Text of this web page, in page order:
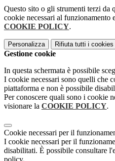
Questo sito o gli strumenti terzi da
cookie necessari al
COOKIE POLICY.
Personalizza Rifiuta tutti i cookies
Gestione cookie
In questa schermata è possibile
I cookie necessari sono quelli che
piattaforma e non è possibile
Per conoscere quali sono i cookie
visionare la COOKIE POLICY.
Cookie necessari per il
I cookie necessari per il
disabilitati. È possibile consultare
policy.